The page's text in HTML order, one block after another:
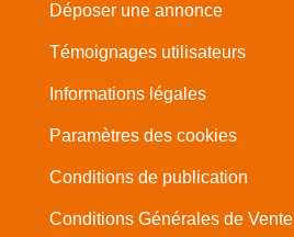
Déposer une annonce
Témoignages utilisateurs
Informations légales
Paramètres des cookies
Conditions de publication
Conditions Générales de Vente